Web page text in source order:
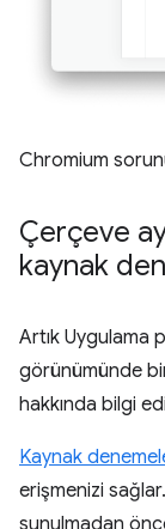
Chromium
Çerçeve
kaynak
Artık Uygulama
görünümünde
hakkında bilgi
Kaynak
erişmenizi
sunulmadan önce